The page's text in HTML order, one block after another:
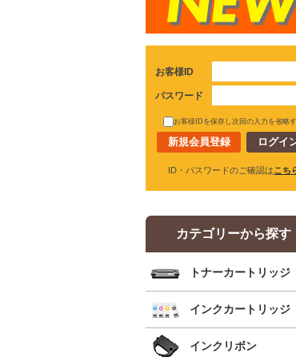
お客様ID
パスワード
お客様IDを保存し次回の入力を省略
新規会員登録
ID・パスワードのご確認はこち
カテゴリーから探す
トナーカートリッジ
インクカートリッジ
インクリボン